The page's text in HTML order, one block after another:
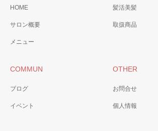
HOME
サロン概要
メニュー
髪活美髪
取扱商品
COMMUN
ブログ
イベント
OTHER
お問合せ
個人情報